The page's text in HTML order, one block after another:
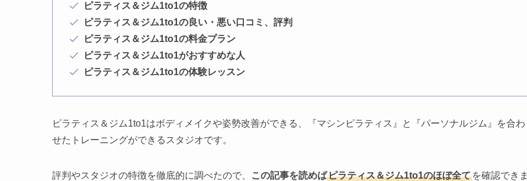
ピラティス＆ジム1to1の特徴
ピラティス＆ジム1to1の良い・悪い口コミ、評判
ピラティス＆ジム1to1の料金プラン
ピラティス＆ジム1to1がおすすめな人
ピラティス＆ジム1to1の体験レッスン
ピラティス＆ジム1to1はボディメイクや姿勢改善ができる、『マシンピラティス』と『パーソナルジム』を合わ
せたトレーニングができるスタジオです。
評判やスタジオの特徴を徹底的に調べたので、 この記事を読めばピラティス＆ジム1to1のほぼ全て を確認できま